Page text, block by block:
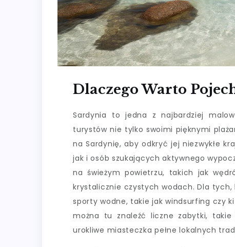
Dlaczego Warto
Sardynia to jedna z najbardziej
turystów nie tylko swoimi pięknymi
na Sardynię, aby odkryć jej niezwykłe
jak i osób szukających aktywnego
na świeżym powietrzu, takich jak
krystalicznie czystych wodach. Dla
sporty wodne, takie jak windsurfing czy
można tu znaleźć liczne zabytki,
urokliwe miasteczka pełne lokalnych